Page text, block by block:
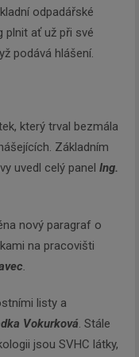
odpadářské
plnit ať už při své
podává hlášení.
který trval bezmála
Základním
uvedl celý panel Ing.
nový paragraf o
na pracovišti
.
listy a
Vokurková. Stále
jsou SVHC látky,